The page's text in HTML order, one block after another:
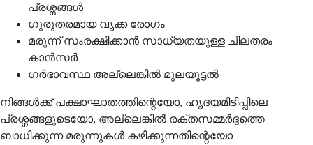
പ്രശ്നങ്ങൾ
ഗുരുതരമായ വൃക്ക രോഗം
മരുന്ന് സംരക്ഷിക്കാൻ സാധ്യതയുള്ള ചിലതരം
കാൻസർ
ഗർഭാവസ്ഥ അല്ലെങ്കിൽ മുലയൂട്ടൽ
നിങ്ങൾക്ക് പക്ഷാഘാതത്തിന്റെയോ, ഹൃദയമിടിപ്പിലെ
പ്രശ്നങ്ങളുടെയോ, അല്ലെങ്കിൽ രക്തസമ്മർദ്ദത്തെ
ബാധിക്കുന്ന മരുന്നുകൾ കഴിക്കുന്നതിന്റെയോ